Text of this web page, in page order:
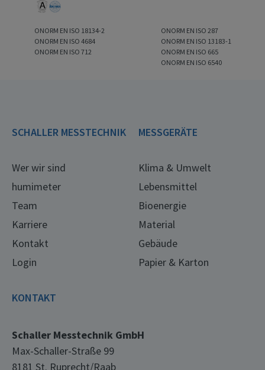
ONORM EN ISO 18134-2
ONORM EN ISO 4684
ONORM EN ISO 712
ONORM EN ISO 287
ONORM EN ISO 13183-1
ONORM EN ISO 665
ONORM EN ISO 6540
SCHALLER MESSTECHNIK
Wer wir sind
humimeter
Team
Karriere
Kontakt
Login
MESSGERÄTE
Klima & Umwelt
Lebensmittel
Bioenergie
Material
Gebäude
Papier & Karton
KONTAKT
Schaller Messtechnik GmbH
Max-Schaller-Straße 99
8181 St. Ruprecht/Raab